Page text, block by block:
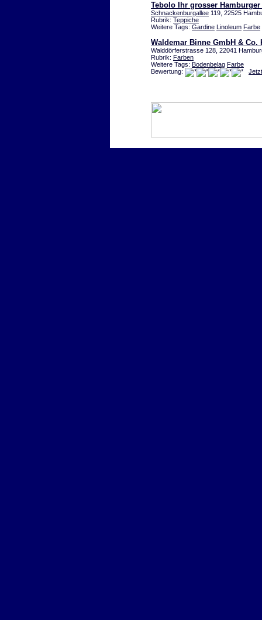
Tebolo Ihr grosser Hamburger
Schnackenburgallee 119, 22525
Rubrik: Teppiche
Weitere Tags: Gardine Linoleum Farbe
Waldemar Binne GmbH & Co.
Walddörferstrasse 128, 22041
Rubrik: Farben
Weitere Tags: Bodenbelag Farbe
Bewertung: